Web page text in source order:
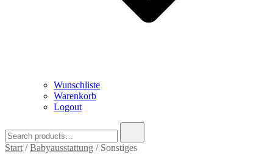
Wunschliste
Warenkorb
Logout
for:
Start /Babyausstattung / Sonstiges